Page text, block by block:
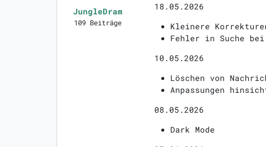
JungleDram
109 Beiträge
18.05.2026
Kleinere
Fehler in Suche bei
10.05.2026
Löschen von
Anpassungen
08.05.2026
Dark Mode